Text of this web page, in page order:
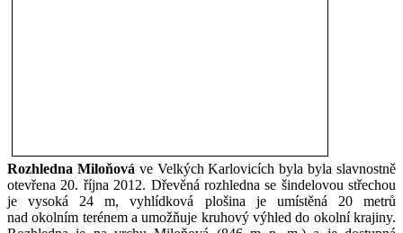
Rozhledna Miloňová ve Velkých Karlovicích byla byla slavnostně
otevřena 20. října 2012. Dřevěná rozhledna se šindelovou střechou
je vysoká 24 m, vyhlídková plošina je umístěná 20 metrů
nad okolním terénem a umožňuje kruhový výhled do okolní krajiny.